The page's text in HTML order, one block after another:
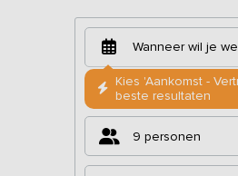
Kies 'Aankomst -
beste resultaten
9 personen